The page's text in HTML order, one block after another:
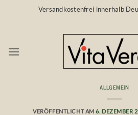
Versandkostenfrei innerhalb
ALLGEMEIN
VERÖFFENTLICHT AM6. DEZEMBER